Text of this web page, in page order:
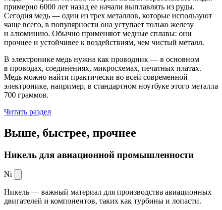
примерно 6000 лет назад ее начали выплавлять из руды.
Сегодня медь — один из трех металлов, которые используют
чаще всего, в популярности она уступает только железу
и алюминию. Обычно применяют медные сплавы: они
прочнее и устойчивее к воздействиям, чем чистый металл.
В электронике медь нужна как проводник — в основном
в проводах, соединениях, микросхемах, печатных платах.
Медь можно найти практически во всей современной
электронике, например, в стандартном ноутбуке этого металла
700 граммов.
Читать раздел
Выше, быстрее, прочнее
Никель для авиационной промышленности
Ni
Никель — важный материал для производства авиационных
двигателей и компонентов, таких как турбины и лопасти.